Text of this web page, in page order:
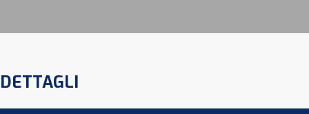
DETTAGLI